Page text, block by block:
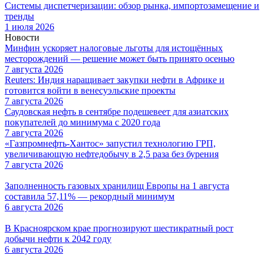
Системы диспетчеризации: обзор рынка, импортозамещение и
тренды
1 июля 2026
Новости
Минфин ускоряет налоговые льготы для истощённых
месторождений — решение может быть принято осенью
7 августа 2026
Reuters: Индия наращивает закупки нефти в Африке и
готовится войти в венесуэльские проекты
7 августа 2026
Саудовская нефть в сентябре подешевеет для азиатских
покупателей до минимума с 2020 года
7 августа 2026
«Газпромнефть-Хантос» запустил технологию ГРП,
увеличивающую нефтедобычу в 2,5 раза без бурения
7 августа 2026
Заполненность газовых хранилищ Европы на 1 августа
составила 57,11% — рекордный минимум
6 августа 2026
В Красноярском крае прогнозируют шестикратный рост
добычи нефти к 2042 году
6 августа 2026